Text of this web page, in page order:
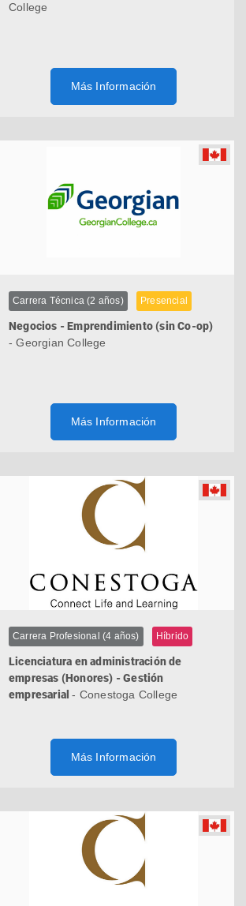
College
Más Información
Carrera Técnica (2 años) Presencial
Negocios - Emprendimiento (sin Co-op)
- Georgian College
Más Información
Carrera Profesional (4 años) Híbrido
Licenciatura en administración de
empresas (Honores) - Gestión
empresarial- Conestoga College
Más Información